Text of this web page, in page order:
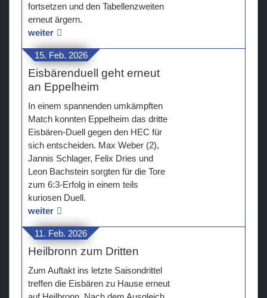
fortsetzen und den Tabellenzweiten
erneut ärgern.
weiter
15. Feb. 2026
Eisbärenduell geht erneut
an Eppelheim
In einem spannenden umkämpften
Match konnten Eppelheim das dritte
Eisbären-Duell gegen den HEC für
sich entscheiden. Max Weber (2),
Jannis Schlager, Felix Dries und
Leon Bachstein sorgten für die Tore
zum 6:3-Erfolg in einem teils
kuriosen Duell.
weiter
11. Feb. 2026
Heilbronn zum Dritten
Zum Auftakt ins letzte Saisondrittel
treffen die Eisbären zu Hause erneut